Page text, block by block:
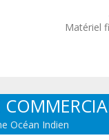
Matériel
Océan Indien